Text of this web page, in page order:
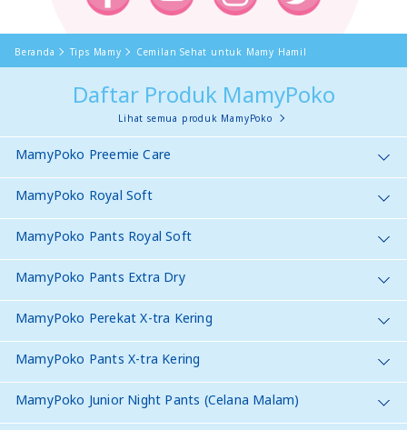
Beranda Tips Mamy Cemilan Sehat untuk Mamy Hamil
Daftar Produk MamyPoko
Lihat semua produk MamyPoko
MamyPoko Preemie Care
MamyPoko Royal Soft
MamyPoko Pants Royal Soft
MamyPoko Pants Extra Dry
MamyPoko Perekat X-tra Kering
MamyPoko Pants X-tra Kering
MamyPoko Junior Night Pants (Celana Malam)